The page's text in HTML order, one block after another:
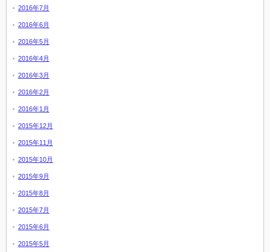
2016年7月
2016年6月
2016年5月
2016年4月
2016年3月
2016年2月
2016年1月
2015年12月
2015年11月
2015年10月
2015年9月
2015年8月
2015年7月
2015年6月
2015年5月